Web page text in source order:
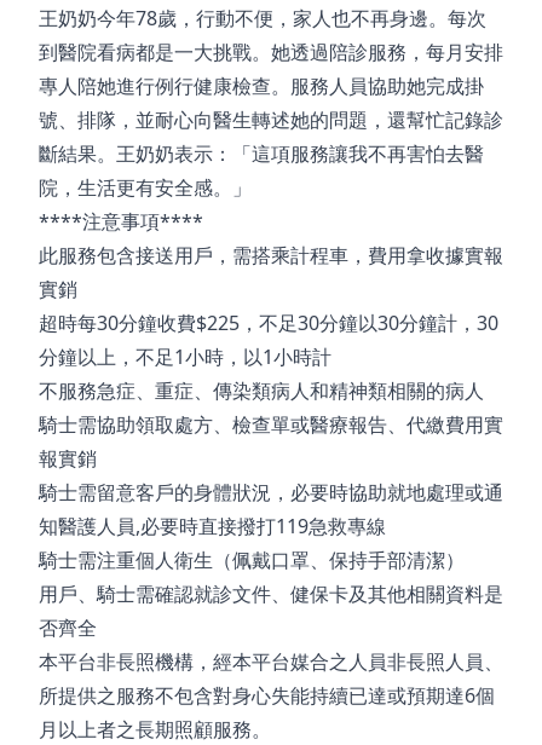
王奶奶今年78歲，行動不便，家人也不再身邊。每次
到醫院看病都是一大挑戰。她透過陪診服務，每月安排
專人陪她進行例行健康檢查。服務人員協助她完成掛
號、排隊，並耐心向醫生轉述她的問題，還幫忙記錄診
斷結果。王奶奶表示：「這項服務讓我不再害怕去醫
院，生活更有安全感。」
****注意事項****
此服務包含接送用戶，需搭乘計程車，費用拿收據實報
實銷
超時每30分鐘收費$225，不足30分鐘以30分鐘計，30
分鐘以上，不足1小時，以1小時計
不服務急症、重症、傳染類病人和精神類相關的病人
騎士需協助領取處方、檢查單或醫療報告、代繳費用實
報實銷
騎士需留意客戶的身體狀況，必要時協助就地處理或通
知醫護人員,必要時直接撥打119急救專線
騎士需注重個人衛生（佩戴口罩、保持手部清潔）
用戶、騎士需確認就診文件、健保卡及其他相關資料是
否齊全
本平台非長照機構，經本平台媒合之人員非長照人員、
所提供之服務不包含對身心失能持續已達或預期達6個
月以上者之長期照顧服務。